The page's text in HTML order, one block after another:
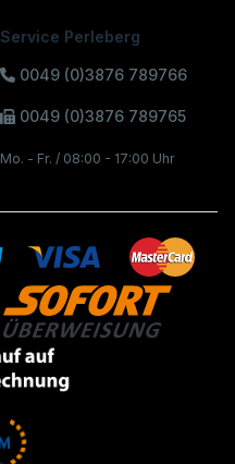
Service Perleberg
0049 (0)3876 789766
0049 (0)3876 789765
Mo. - Fr. / 08:00 - 17:00 Uhr